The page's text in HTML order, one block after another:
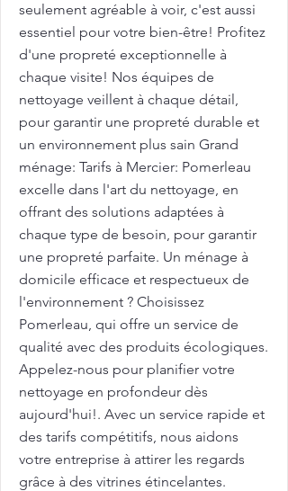
seulement agréable à voir, c'est aussi
essentiel pour votre bien-être! Profitez
d'une propreté exceptionnelle à
chaque visite! Nos équipes de
nettoyage veillent à chaque détail,
pour garantir une propreté durable et
un environnement plus sain Grand
ménage: Tarifs à Mercier: Pomerleau
excelle dans l'art du nettoyage, en
offrant des solutions adaptées à
chaque type de besoin, pour garantir
une propreté parfaite. Un ménage à
domicile efficace et respectueux de
l'environnement ? Choisissez
Pomerleau, qui offre un service de
qualité avec des produits écologiques.
Appelez-nous pour planifier votre
nettoyage en profondeur dès
aujourd'hui!. Avec un service rapide et
des tarifs compétitifs, nous aidons
votre entreprise à attirer les regards
grâce à des vitrines étincelantes.